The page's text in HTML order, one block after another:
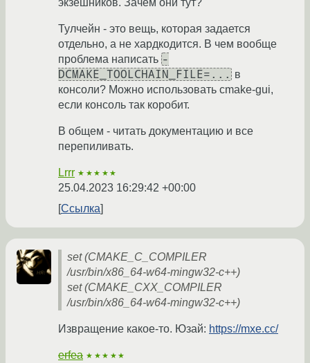
экзешников. Зачем они тут?
Тулчейн - это вещь, которая задается
отдельно, а не хардкодится. В чем вообще
проблема написать -
DCMAKE_TOOLCHAIN_FILE=... в
консоли? Можно использовать cmake-gui,
если консоль так коробит.
В общем - читать документацию и все
перепиливать.
Lrrr ★★★★★
25.04.2023 16:29:42 +00:00
Ссылка
set (CMAKE_C_COMPILER
/usr/bin/x86_64-w64-mingw32-c++)
set (CMAKE_CXX_COMPILER
/usr/bin/x86_64-w64-mingw32-c++)
Извращение какое-то. Юзай: https://mxe.cc/
erfea ★★★★★